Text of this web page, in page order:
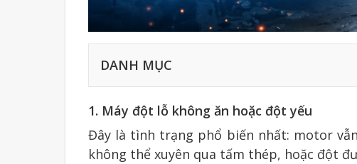
DANH MỤC
1. Máy đột lỗ không ăn hoặc đột yếu
Đây là tình trạng phổ biến nhất: motor
không thể xuyên qua tấm thép, hoặc đột